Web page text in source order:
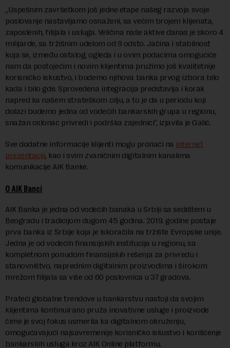
„Uspešnim završetkom još jedne etape našeg razvoja svoje
poslovanje nastavljamo osnaženi, sa većim brojem klijenata,
zaposlenih, filijala i usluga. Veličina naše aktive danas je skoro 4
milijarde, sa tržišnim udelom od 9 odsto. Jačina i stabilnost
koja se, između ostalog, ogleda i u ovim podacima omogućiće
nam da postojećim i novim klijentima pružimo još kvalitetnije
korisničko iskustvo, i budemo njihova banka prvog izbora bilo
kada i bilo gde. Sprovedena integracija predstavlja i korak
napred ka našem strateškom cilju, a to je da u periodu koji
dolazi budemo jedna od vodećih bankarskih grupa u regionu,
snažan oslonac privredi i podrška zajednici“, izjavila je Galić.
Sve dodatne informacije klijenti mogu pronaći na internet
prezentaciji, kao i svim zvaničnim digitalnim kanalima
komunikacije AIK Banke.
O AIK Banci
AIK Banka je jedna od vodećih banaka u Srbiji sa sedištem u
Beogradu i tradicijom dugom 45 godina. 2019. godine postaje
prva banka iz Srbije koja je iskoračila na tržište Evropske unije.
Jedna je od vodećih finansijskih institucija u regionu, sa
kompletnom ponudom finansijskih rešenja za privredu i
stanovništvo, naprednim digitalnim proizvodima i širokom
mrežom filijala sa više od 60 poslovnica u 37 gradova.
Prateći globalne trendove u bankarstvu nastoji da svojim
klijentima kontinuirano pruža inovativne usluge i proizvode
čime je svoj fokus usmerila ka digitalnom okruženju,
omogućavajući najsavremenije korisničko iskustvo i korišćenje
bankarskih usluga kroz AIK Online platformu.